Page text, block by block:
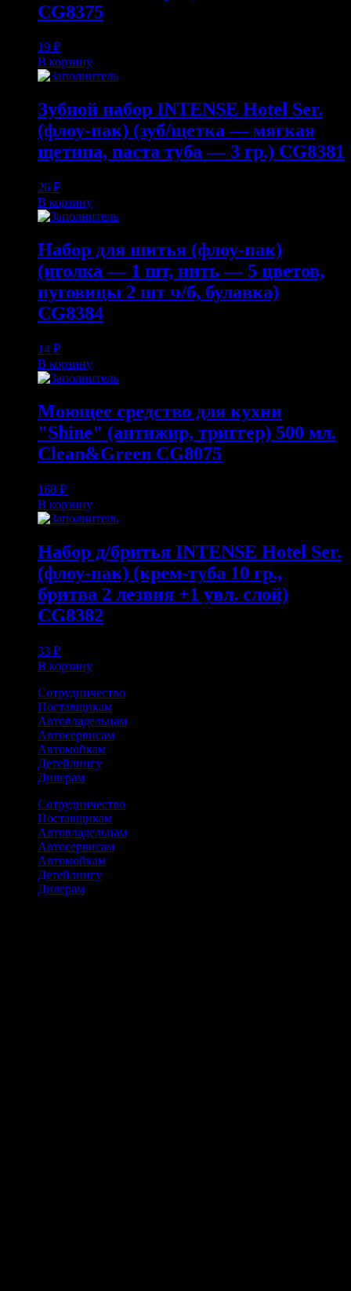
CG8375
19 ₽
В корзину
Зубной набор INTENSE Hotel Ser.
(флоу-пак) (зуб/щетка — мягкая
щетина, паста туба — 3 гр.) CG8381
26 ₽
В корзину
Набор для шитья (флоу-пак)
(иголка — 1 шт, нить — 5 цветов,
пуговицы 2 шт ч/б, булавка)
CG8384
14 ₽
В корзину
Моющее средство для кухни
"Shine" (антижир, триггер) 500 мл.
Clean&Green CG8075
168 ₽
В корзину
Набор д/бритья INTENSE Hotel Ser.
(флоу-пак) (крем-туба 10 гр.,
бритва 2 лезвия +1 увл. слой)
CG8382
33 ₽
В корзину
Сотрудничество
Поставщикам
Автовладельцам
Автосервисам
Автомойкам
Детейлингу
Дилерам
Сотрудничество
Поставщикам
Автовладельцам
Автосервисам
Автомойкам
Детейлингу
Дилерам